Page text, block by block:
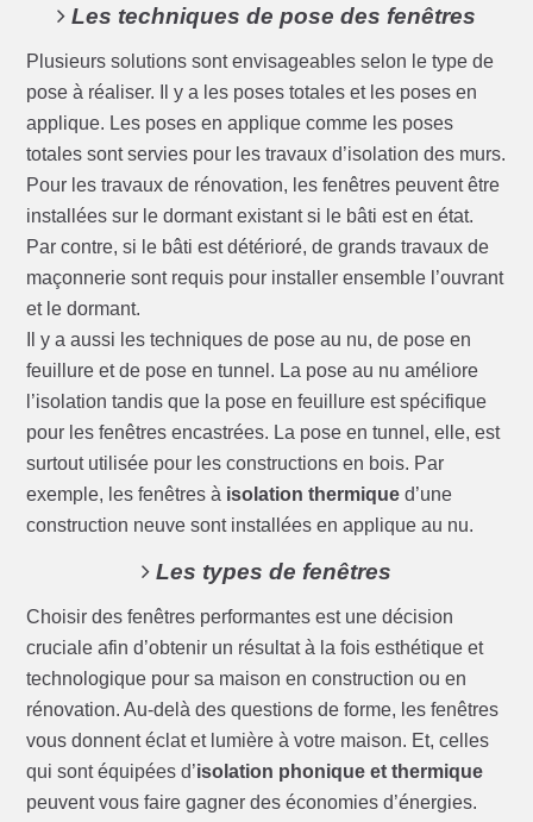
Les techniques de pose des fenêtres
Plusieurs solutions sont envisageables selon le type de
pose à réaliser. Il y a les poses totales et les poses en
applique. Les poses en applique comme les poses
totales sont servies pour les travaux d’isolation des murs.
Pour les travaux de rénovation, les fenêtres peuvent être
installées sur le dormant existant si le bâti est en état.
Par contre, si le bâti est détérioré, de grands travaux de
maçonnerie sont requis pour installer ensemble l’ouvrant
et le dormant.
Il y a aussi les techniques de pose au nu, de pose en
feuillure et de pose en tunnel. La pose au nu améliore
l’isolation tandis que la pose en feuillure est spécifique
pour les fenêtres encastrées. La pose en tunnel, elle, est
surtout utilisée pour les constructions en bois. Par
exemple, les fenêtres à isolation thermique d’une
construction neuve sont installées en applique au nu.
Les types de fenêtres
Choisir des fenêtres performantes est une décision
cruciale afin d’obtenir un résultat à la fois esthétique et
technologique pour sa maison en construction ou en
rénovation. Au-delà des questions de forme, les fenêtres
vous donnent éclat et lumière à votre maison. Et, celles
qui sont équipées d’isolation phonique et thermique
peuvent vous faire gagner des économies d’énergies.